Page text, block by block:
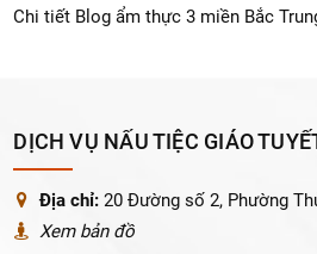
Chi tiết Blog ẩm thực 3 miền Bắc
DỊCH VỤ NẤU TIỆC GIÁO
Địa chỉ:20 Đường số 2, Phường
Xem bản đồ